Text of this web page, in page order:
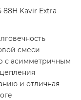
Kavir Extra
смеси
с асимметричным
и отличная